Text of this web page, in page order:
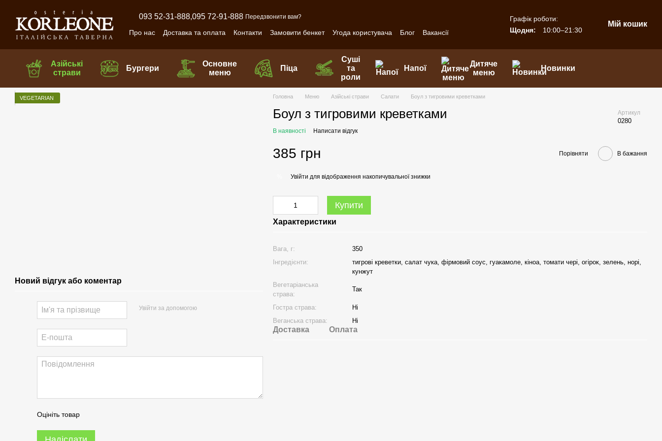
093 52-31-888,095 72-91-888 Передзвонити вам?
Про нас Доставка та оплата Контакти Замовити бенкет Угода користувача Блог Вакансії
Графік роботи:
Щодня:
10:00–21:30
Мій кошик
Азійські
страви
Бургери
Основне
меню
Піца
Суші
та
роли
Напої
Дитяче
меню
Новинки
VEGETARIAN
Новий відгук або коментар
Увійти за допомогою
Оцініть товар
Головна Меню Азійські страви Салати Боул з тигровими креветками
Боул з тигровими креветками Артикул
0280
В наявності Написати відгук
385 грн Порівняти В бажання
Увійти для відображення накопичувальної знижки
Купити
Характеристики
Вага, г:
350
Інгредієнти:
тигрові креветки, салат чука, фірмовий соус, гуакамоле, кіноа, томати чері, огірок, зелень, норі,
кунжут
Вегетаріанська
страва:
Так
Гостра страва:
Ні
Веганська страва:
Ні
Доставка Оплата